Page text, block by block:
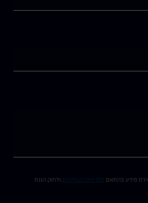
מידע בהתאם למדיניות הפרטיות ולחוק הגנת